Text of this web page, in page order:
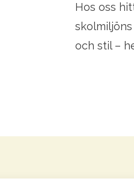
Hos oss
och stil –